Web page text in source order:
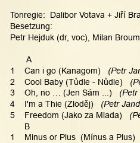
Tonregie:  Dalibor Votava + Jiří
Besetzung:
Petr Hejduk (dr, voc), Milan
       A
1    Can i go (Kanagom)
(Petr
2    Cool Baby (Tůdle - Nůdle)
3    Oh, no … (Jen Sám ...)
4    I'm a Thie (Zloděj)
(Petr
5    Freedom (Jako za Mlada)
      B
1    Minus or Plus  (Mínus a Plus)